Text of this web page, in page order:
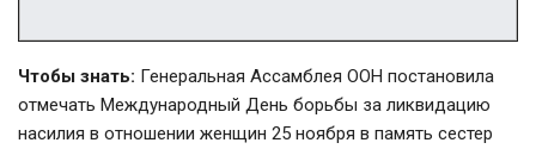
Чтобы знать: Генеральная Ассамблея ООН постановила
отмечать Международный День борьбы за ликвидацию
насилия в отношении женщин 25 ноября в память сестер